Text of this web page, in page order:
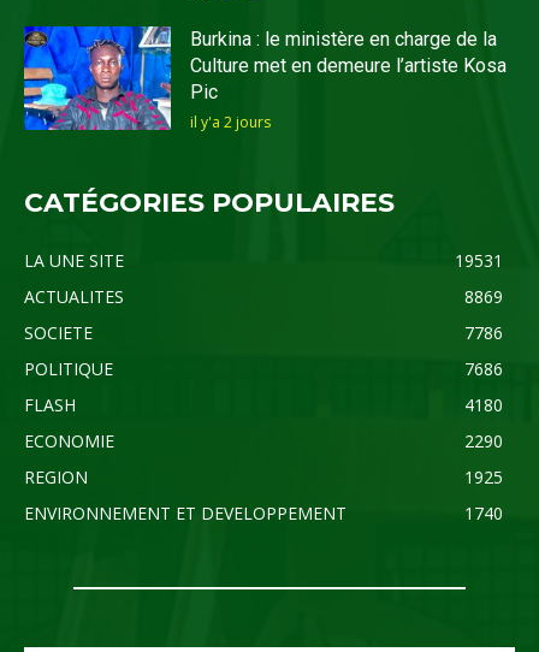
Burkina : le ministère en charge de la
Culture met en demeure l’artiste Kosa
Pic
il y'a 2 jours
CATÉGORIES POPULAIRES
LA UNE SITE
19531
ACTUALITES
8869
SOCIETE
7786
POLITIQUE
7686
FLASH
4180
ECONOMIE
2290
REGION
1925
ENVIRONNEMENT ET DEVELOPPEMENT
1740